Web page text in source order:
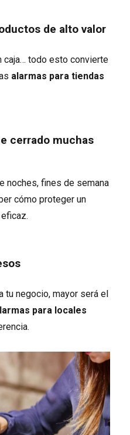
de alto valor
caja… todo esto convierte
alarmas para tiendas
cerrado muchas
noches, fines de semana
cómo proteger un
tu negocio, mayor será el
para locales